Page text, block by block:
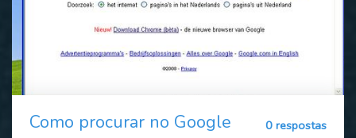
Como procurar no Google
0 respostas